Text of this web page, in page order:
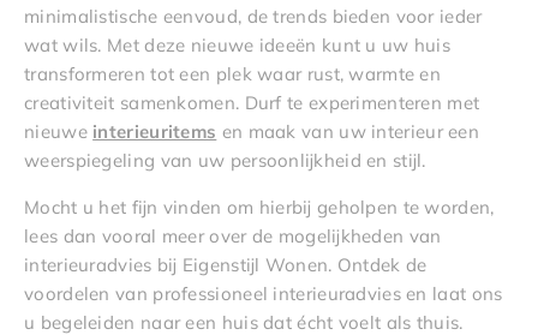
minimalistische eenvoud, de trends bieden voor ieder
wat wils. Met deze nieuwe ideeën kunt u uw huis
transformeren tot een plek waar rust, warmte en
creativiteit samenkomen. Durf te experimenteren met
nieuwe interieuritems en maak van uw interieur een
weerspiegeling van uw persoonlijkheid en stijl.
Mocht u het fijn vinden om hierbij geholpen te worden,
lees dan vooral meer over de mogelijkheden van
interieuradvies bij Eigenstijl Wonen. Ontdek de
voordelen van professioneel interieuradvies en laat ons
u begeleiden naar een huis dat écht voelt als thuis.